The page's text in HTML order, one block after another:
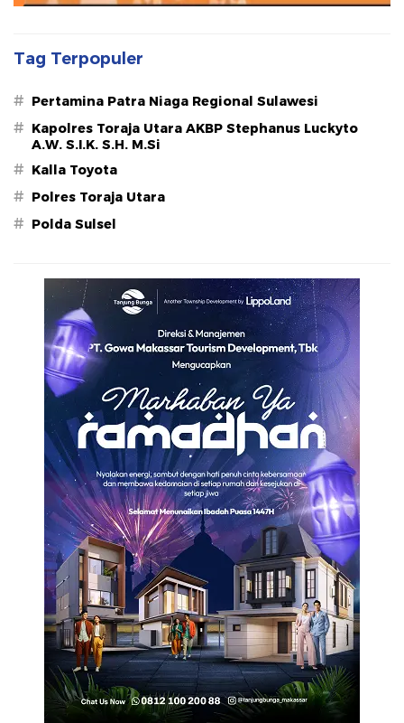
Tag Terpopuler
# Pertamina Patra Niaga Regional Sulawesi
# Kapolres Toraja Utara AKBP Stephanus Luckyto
A.W. S.I.K. S.H. M.Si
# Kalla Toyota
# Polres Toraja Utara
# Polda Sulsel